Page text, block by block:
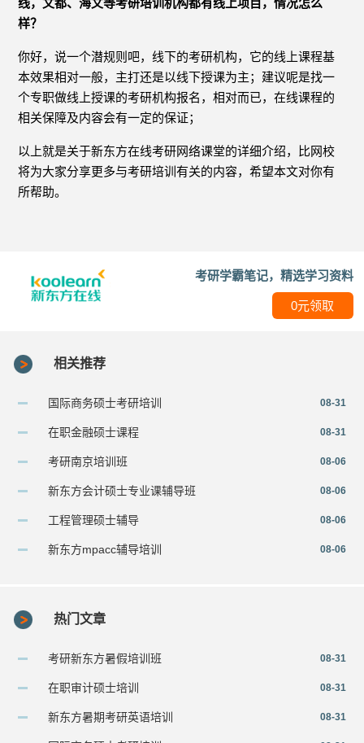
线，文都、海文等考研培训机构都有线上项目，情况怎么
样？
你好，说一个潜规则吧，线下的考研机构，它的线上课程基
本效果相对一般，主打还是以线下授课为主；建议呢是找一
个专职做线上授课的考研机构报名，相对而已，在线课程的
相关保障及内容会有一定的保证；
以上就是关于新东方在线考研网络课堂的详细介绍，比网校
将为大家分享更多与考研培训有关的内容，希望本文对你有
所帮助。
考研学霸笔记，精选学习资料
0元领取
相关推荐
国际商务硕士考研培训 08-31
在职金融硕士课程 08-31
考研南京培训班 08-06
新东方会计硕士专业课辅导班 08-06
工程管理硕士辅导 08-06
新东方mpacc辅导培训 08-06
热门文章
考研新东方暑假培训班 08-31
在职审计硕士培训 08-31
新东方暑期考研英语培训 08-31